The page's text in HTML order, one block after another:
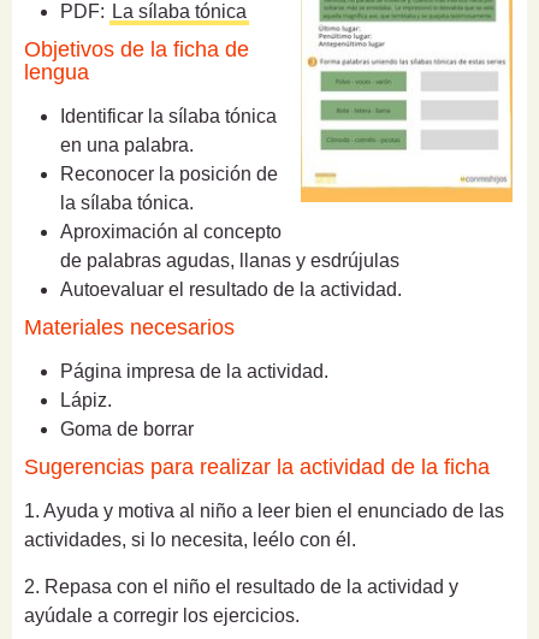
PDF: La sílaba tónica
Objetivos de la ficha de
lengua
Identificar la sílaba tónica
en una palabra.
Reconocer la posición de
la sílaba tónica.
Aproximación al concepto
de palabras agudas, llanas y esdrújulas
Autoevaluar el resultado de la actividad.
Materiales necesarios
Página impresa de la actividad.
Lápiz.
Goma de borrar
Sugerencias para realizar la actividad de la ficha
1. Ayuda y motiva al niño a leer bien el enunciado de las
actividades, si lo necesita, leélo con él.
2. Repasa con el niño el resultado de la actividad y
ayúdale a corregir los ejercicios.